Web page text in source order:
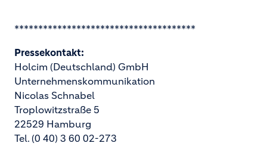
**************************************
Pressekontakt:
Holcim (Deutschland) GmbH
Unternehmenskommunikation
Nicolas Schnabel
Troplowitzstraße 5
22529 Hamburg
Tel. (0 40) 3 60 02-273